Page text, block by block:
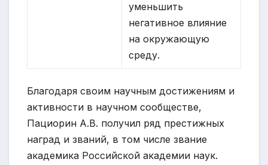
уменьшить
негативное влияние
на окружающую
среду.
Благодаря своим научным достижениям и
активности в научном сообществе,
Пациорин А.В. получил ряд престижных
наград и званий, в том числе звание
академика Российской академии наук.